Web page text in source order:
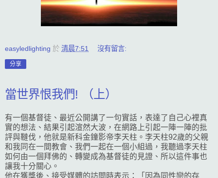
easyledlighting 於 清晨7:51 沒有留言:
分享
當世界恨我們! （上）
有一個基督徒、最近公開講了一句實話，表達了自己心裡真
實的想法、結果引起渲然大波，在網路上引起一陣一陣的批
評與韃伐，他就是新科金鐘影帝李天柱。李天柱92歲的父親
和我同在一間教會、我們一起在一個小組過，我聽過李天柱
如何由一個拜佛的、轉變成為基督徒的見證、所以這件事也
讓我十分關心。
他在獲獎後、接受媒體的訪問時表示：「因為同性戀的存